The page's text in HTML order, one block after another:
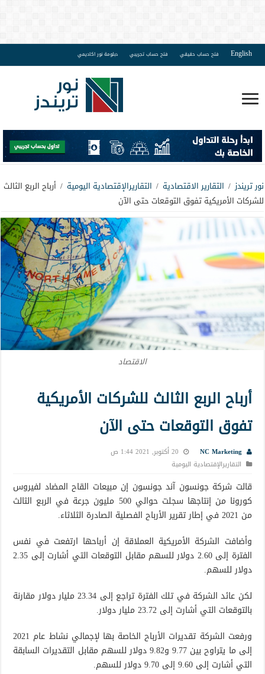
English فتح حساب حقيقي فتح حساب تجريبي دبلومة نور اكاديمي
نور تريندز / التقارير الاقتصادية / التقاريرالإقتصادية اليومية / أرباح الربع الثالث
للشركات الأمريكية تفوق التوقعات حتى الآن
الاقتصاد
أرباح الربع الثالث للشركات الأمريكية
تفوق التوقعات حتى الآن
NC Marketing
20 أكتوبر, 2021 1:44 ص
التقاريرالإقتصادية اليومية
قالت شركة جونسون آند جونسون إن مبيعات القاح المضاد لفيروس
كورونا من إنتاجها سجلت حوالي 500 مليون جرعة في الربع الثالث
من 2021 في إطار تقرير الأرباح الفصلية الصادرة الثلاثاء.
وأضافت الشركة الأمريكية العملاقة إن أرباحها ارتفعت في نفس
الفترة إلى 2.60 دولار للسهم مقابل التوقعات التي أشارت إلى 2.35
دولار للسهم.
لكن عائد الشركة في تلك الفترة تراجع إلى 23.34 مليار دولار مقارنة
بالتوقعات التي أشارت إلى 23.72 مليار دولار.
ورفعت الشركة تقديرات الأرباح الخاصة بها لإجمالي نشاط عام 2021
إلى ما يتراوح بين 9.77 و9.82 دولار للسهم مقابل التقديرات السابقة
التي أشارت إلى 9.60 إلى 9.70 دولار للسهم.